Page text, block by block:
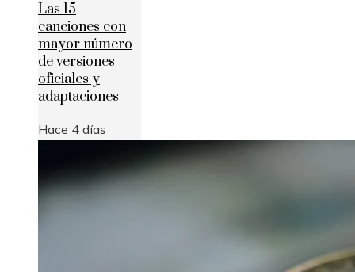
Las 15
canciones con
mayor número
de versiones
oficiales y
adaptaciones
Hace 4 días